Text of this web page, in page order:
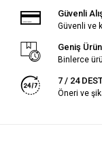
Güvenli
Güvenli ve
Geniş
Binlerce
7 / 24
Öneri ve